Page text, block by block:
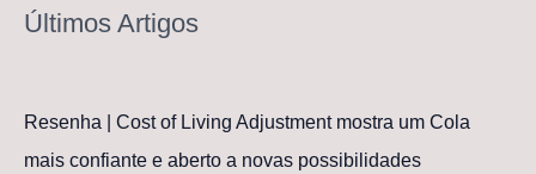
Últimos Artigos
Resenha | Cost of Living Adjustment mostra um Cola
mais confiante e aberto a novas possibilidades